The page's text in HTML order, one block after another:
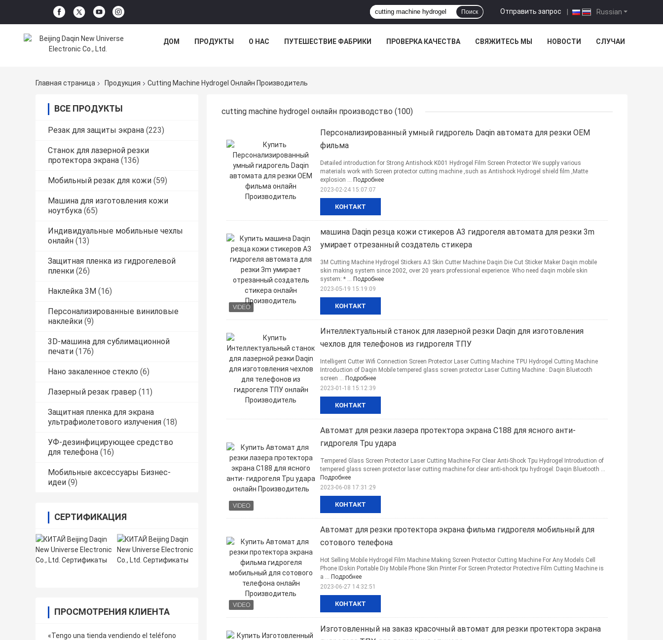
Russian
Отправить запрос |
Поиск
ДОМ ПРОДУКТЫ О НАС ПУТЕШЕСТВИЕ ФАБРИКИ ПРОВЕРКА КАЧЕСТВА СВЯЖИТЕСЬ МЫ НОВОСТИ СЛУЧАИ
Главная страница Продукция Cutting Machine Hydrogel Онлайн Производитель
ВСЕ ПРОДУКТЫ
Резак для защиты экрана (223)
Станок для лазерной резки
протектора экрана (136)
Мобильный резак для кожи (59)
Машина для изготовления кожи
ноутбука (65)
Индивидуальные мобильные чехлы
онлайн (13)
Защитная пленка из гидрогелевой
пленки (26)
Наклейка 3M (16)
Персонализированные виниловые
наклейки (9)
3D-машина для сублимационной
печати (176)
Нано закаленное стекло (6)
Лазерный резак гравер (11)
Защитная пленка для экрана
ультрафиолетового излучения (18)
УФ-дезинфицирующее средство
для телефона (16)
Мобильные аксессуары Бизнес-
идеи (9)
СЕРТИФИКАЦИЯ
ПРОСМОТРЕНИЯ КЛИЕНТА
«Tengo una tienda vendiendo el teléfono
cutting machine hydrogel онлайн производство (100)
Персонализированный умный гидрогель Daqin автомата для резки OEM
фильма
КОНТАКТ
Detailed introduction for Strong Antishock K001 Hydrogel Film Screen Protector We supply various
materials work with Screen protector cutting machine ,such as Antishock Hydrogel shield film ,Matte
explosion ... Подробнее
2023-02-24 15:07:07
машина Daqin резца кожи стикеров A3 гидрогеля автомата для резки 3m
умирает отрезанный создатель стикера
КОНТАКТ
3M Cutting Machine Hydrogel Stickers A3 Skin Cutter Machine Daqin Die Cut Sticker Maker Daqin mobile
skin making system since 2002, over 20 years professional experience. Who need daqin mobile skin
system: * ... Подробнее
2023-05-19 15:19:09
Интеллектуальный станок для лазерной резки Daqin для изготовления
чехлов для телефонов из гидрогеля ТПУ
КОНТАКТ
Intelligent Cutter Wifi Connection Screen Protector Laser Cutting Machine TPU Hydrogel Cutting Machine
Introduction of Daqin Mobile tempered glass screen protector Laser Cutting Machine : Daqin Bluetooth
screen ... Подробнее
2023-01-18 15:12:39
Автомат для резки лазера протектора экрана C188 для ясного анти-
гидрогеля Tpu удара
КОНТАКТ
Tempered Glass Screen Protector Laser Cutting Machine For Clear Anti-Shock Tpu Hydrogel Introduction of
tempered glass screen protector laser cutting machine for clear anti-shock tpu hydrogel: Daqin Bluetooth ...
Подробнее
2023-06-08 17:31:29
Автомат для резки протектора экрана фильма гидрогеля мобильный для
сотового телефона
КОНТАКТ
Hot Selling Mobile Hydrogel Film Machine Making Screen Protector Cutting Machine For Any Models Cell
Phone IDskin Portable Diy Mobile Phone Skin Printer For Screen Protector Protective Film Cutting Machine is
a ... Подробнее
2023-06-27 14:32:51
Изготовленный на заказ красочный автомат для резки протектора экрана